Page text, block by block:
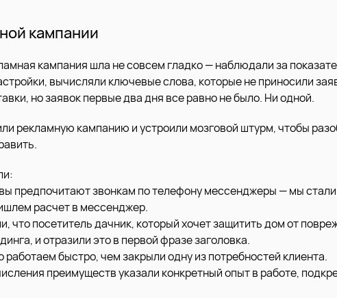
кампании
кампания шла не совсем гладко — наблюдали за
вычисляли ключевые слова, которые не приносили
но заявок первые два дня все равно не было. Ни одной.
рекламную кампанию и устроили мозговой штурм, чтобы
предпочитают звонкам по телефону мессенджеры — мы стали
расчет в мессенджер.
что посетитель дачник, который хочет защитить дом от
и отразили это в первой фразе заголовка.
работаем быстро, чем закрыли одну из потребностей клиента.
преимуществ указали конкретный опыт в работе,